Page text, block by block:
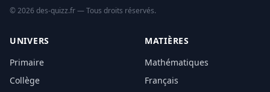
© 2026 des-quizz.fr — Tous droits réservés.
UNIVERS
Primaire
Collège
MATIÈRES
Mathématiques
Français